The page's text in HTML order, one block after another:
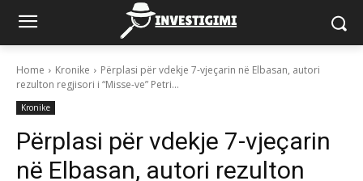
Home Kronike
Përplasi për vdekje 7-vjeçarin në Elbasan, autori
rezulton regjisori i “Misse-ve” Petri...
Kronike
Përplasi për vdekje 7-vjeçarin
në Elbasan, autori rezulton